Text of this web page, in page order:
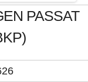
PASSAT